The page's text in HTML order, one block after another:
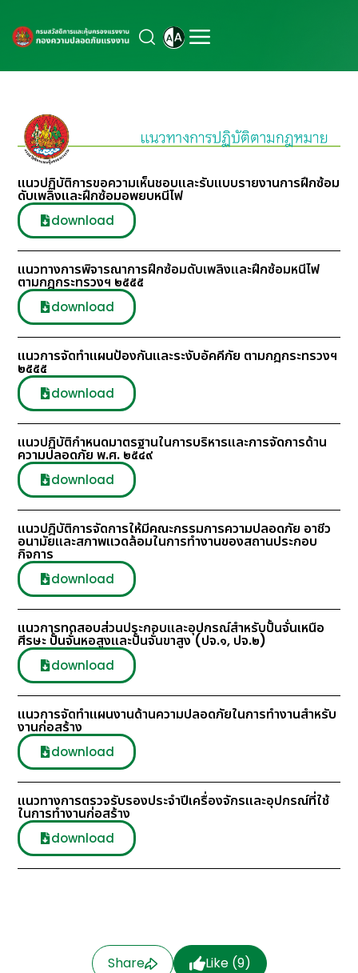
แนวปฏิบัติการขอความเห็นชอบและรับแบบรายงานการฝึกซ้อม
ดับเพลิงและฝึกซ้อมอพยบหนีไฟ
download
แนวทางการพิจารณาการฝึกซ้อมดับเพลิงและฝึกซ้อมหนีไฟ
ตามกฎกระทรวงฯ ๒๕๕๕
download
แนวการจัดทำแผนป้องกันและระงับอัคคีภัย ตามกฎกระทรวงฯ
๒๕๕๕
download
แนวปฏิบัติกําหนดมาตรฐานในการบริหารและการจัดการด้าน
ความปลอดภัย พ.ศ. ๒๕๔๙
download
แนวปฎิบัติการจัดการให้มีคณะกรรมการความปลอดภัย อาชีว
อนามัยและสภาพแวดล้อมในการทำงานของสถานประกอบ
กิจการ
download
แนวการทดสอบส่วนประกอบและอุปกรณ์สำหรับปั้นจั่นเหนือ
ศีรษะ ปั้นจั่นหอสูงและปั้นจั่นขาสูง (ปจ.๑, ปจ.๒)
download
แนวการจัดทำแผนงานด้านความปลอดภัยในการทำงานสำหรับ
งานก่อสร้าง
download
แนวทางการตรวจรับรองประจำปีเครื่องจักรและอุปกรณ์ที่ใช้
ในการทำงานก่อสร้าง
download
Share Like (9)